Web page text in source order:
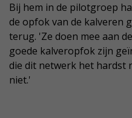
Bij hem in de pilotgroep
de opfok van de kalveren
terug. 'Ze doen mee aan
goede kalveropfok zijn
die dit netwerk het hardst
niet.'